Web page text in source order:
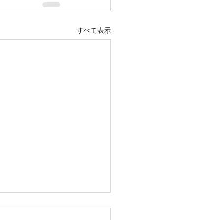
すべて表示